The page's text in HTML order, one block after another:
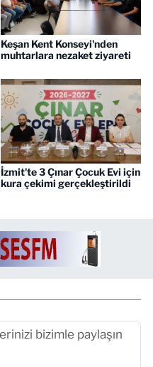
Keşan Kent Konseyi'nden
muhtarlara nezaket ziyareti
İzmit'te 3 Çınar Çocuk Evi için
kura çekimi gerçekleştirildi